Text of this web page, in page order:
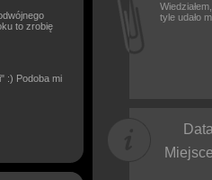
to zrobię
:) Podoba mi
tyle udało